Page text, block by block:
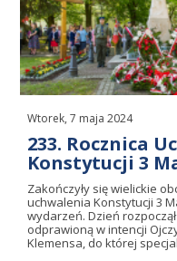
Wtorek, 7 maja 2024
233. Rocznica
Konstytucji 3
Zakończyły się wielickie
uchwalenia Konstytucji 3
wydarzeń. Dzień
odprawioną w intencji
Klemensa, do której